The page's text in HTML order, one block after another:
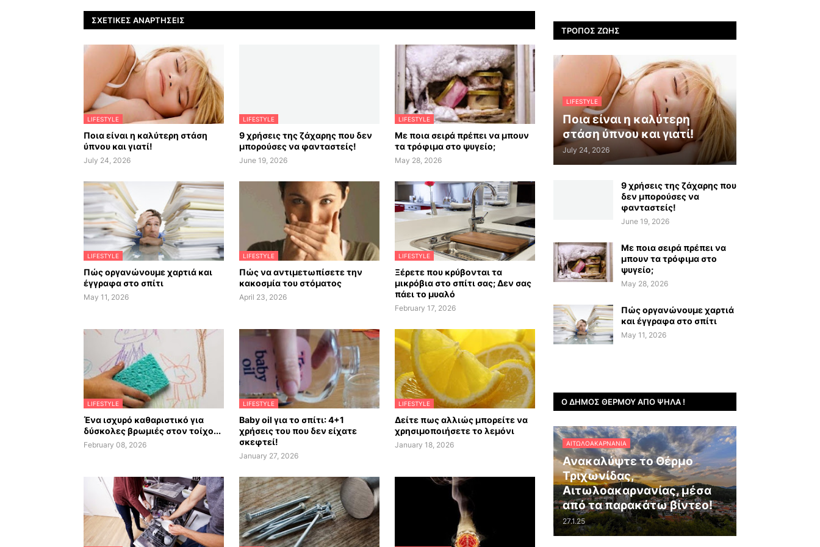
ΣΧΕΤΙΚΈΣ ΑΝΑΡΤΉΣΕΙΣ
LIFESTYLE
Ποια είναι η καλύτερη στάση
ύπνου και γιατί!
July 24, 2026
LIFESTYLE
9 χρήσεις της ζάχαρης που δεν
μπορούσες να φανταστείς!
June 19, 2026
LIFESTYLE
Με ποια σειρά πρέπει να μπουν
τα τρόφιμα στο ψυγείο;
May 28, 2026
LIFESTYLE
Πώς οργανώνουμε χαρτιά και
έγγραφα στο σπίτι
May 11, 2026
LIFESTYLE
Πώς να αντιμετωπίσετε την
κακοσμία του στόματος
April 23, 2026
LIFESTYLE
Ξέρετε που κρύβονται τα
μικρόβια στο σπίτι σας; Δεν σας
πάει το μυαλό
February 17, 2026
LIFESTYLE
Ένα ισχυρό καθαριστικό για
δύσκολες βρωμιές στον τοίχο...
February 08, 2026
LIFESTYLE
Baby oil για το σπίτι: 4+1
χρήσεις του που δεν είχατε
σκεφτεί!
January 27, 2026
LIFESTYLE
Δείτε πως αλλιώς μπορείτε να
χρησιμοποιήσετε το λεμόνι
January 18, 2026
ΤΡΌΠΟΣ ΖΩΉΣ
LIFESTYLE
Ποια είναι η καλύτερη
στάση ύπνου και γιατί!
July 24, 2026
9 χρήσεις της ζάχαρης που
δεν μπορούσες να
φανταστείς!
June 19, 2026
Με ποια σειρά πρέπει να
μπουν τα τρόφιμα στο
ψυγείο;
May 28, 2026
Πώς οργανώνουμε χαρτιά
και έγγραφα στο σπίτι
May 11, 2026
Ο ΔΉΜΟΣ ΘΈΡΜΟΥ ΑΠΌ ΨΗΛΆ !
ΑΙΤΩΛΟΑΚΑΡΝΑΝΊΑ
Ανακαλύψτε το Θέρμο
Τριχωνίδας,
Αιτωλοακαρνανίας, μέσα
από τα παρακάτω βίντεο!
27.1.25